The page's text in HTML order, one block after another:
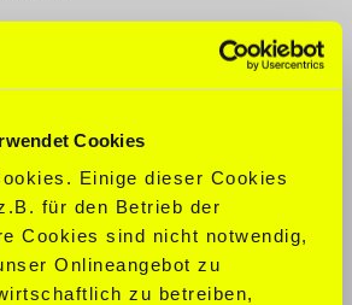
Cookies
Einige dieser Cookies
für den Betrieb der
Cookies sind nicht notwendig,
Onlineangebot zu
zu betreiben,
Badminton, Fitness,
Marathon, Laufen,